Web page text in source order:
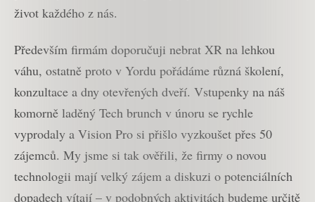
život každého z nás.
Především firmám doporučuji nebrat XR na lehkou
váhu, ostatně proto v Yordu pořádáme různá školení,
konzultace a dny otevřených dveří. Vstupenky na náš
komorně laděný Tech brunch v únoru se rychle
vyprodaly a Vision Pro si přišlo vyzkoušet přes 50
zájemců. My jsme si tak ověřili, že firmy o novou
technologii mají velký zájem a diskuzi o potenciálních
dopadech vítají – v podobných aktivitách budeme určitě